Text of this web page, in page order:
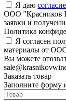
Я даю
ООО "Красников
заявки и
Политика
Я согласен
материалы от
Вы можете
Заказать товар
Заполните форму